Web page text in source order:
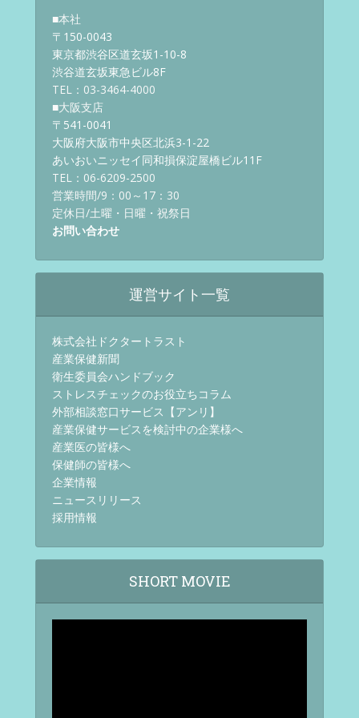
■本社
〒150-0043
東京都渋谷区道玄坂1-10-8
渋谷道玄坂東急ビル8F
TEL：03-3464-4000
■大阪支店
〒541-0041
大阪府大阪市中央区北浜3-1-22
あいおいニッセイ同和損保淀屋橋ビル11F
TEL：06-6209-2500
営業時間/9：00～17：30
定休日/土曜・日曜・祝祭日
お問い合わせ
運営サイト一覧
株式会社ドクタートラスト
産業保健新聞
衛生委員会ハンドブック
ストレスチェックのお役立ちコラム
外部相談窓口サービス【アンリ】
産業保健サービスを検討中の企業様へ
産業医の皆様へ
保健師の皆様へ
企業情報
ニュースリリース
採用情報
SHORT MOVIE